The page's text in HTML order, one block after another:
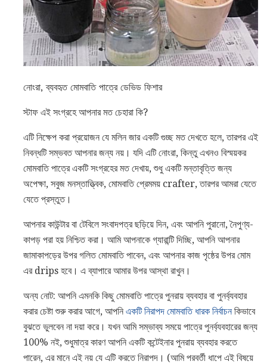
নোংরা, ব্যবহৃত মোমবাতি পাত্রে ডেভিড ফিশার
স্টাফ এই সংগ্রহে আপনার মত চেহারা কি?
এটি নিক্ষেপ করা প্রয়োজন যে মলিন জার একটি গুচ্ছ মত দেখতে হলে, তারপর এই
নিবন্ধটি সম্ভবত আপনার জন্য নয়। যদি এটি নোংরা, কিন্তু এখনও বিস্ময়কর
মোমবাতি পাত্রে একটি সংগ্রহের মত দেখায়, শুধু একটি মন্তাবৃত্তি জন্য
অপেক্ষা, সবুজ মনস্তাত্ত্বিক, মোমবাতি প্রেমময় crafter, তারপর আমরা যেতে
যেতে প্রস্তুত।
আপনার কাউন্টার বা টেবিলে সংবাদপত্র ছড়িয়ে দিন, এবং আপনি পুরানো, নৈপুণ্য-
কাপড় পরা হয় নিশ্চিত করা। আমি আপনাকে গ্যারান্টি দিচ্ছি, আপনি আপনার
জামাকাপড়ের উপর গলিত মোমবাতি পাবেন, এবং আপনার কাজ পৃষ্ঠের উপর মোম
এর drips হবে। এ ব্যাপারে আমার উপর আস্থা রাখুন।
অন্য নোট: আপনি এমনকি কিছু মোমবাতি পাত্রে পুনরায় ব্যবহার বা পুনর্ব্যবহার
করার চেষ্টা শুরু করার আগে, আপনি একটি নিরাপদ মোমবাতি ধারক নির্বাচনকিভাবে
বুঝতে ভুলবেন না দয়া করে। যখন আমি সম্ভাব্য সময়ে পাত্রে পুনর্ব্যবহারের জন্য
100% নই, শুধুমাত্র কারণ আপনি একটি কন্টেইনার পুনরায় ব্যবহার করতে
পারেন, এর মানে এই নয় যে এটি করতে নিরাপদ। (আমি পরবর্তী ধাপে এই বিষয়ে